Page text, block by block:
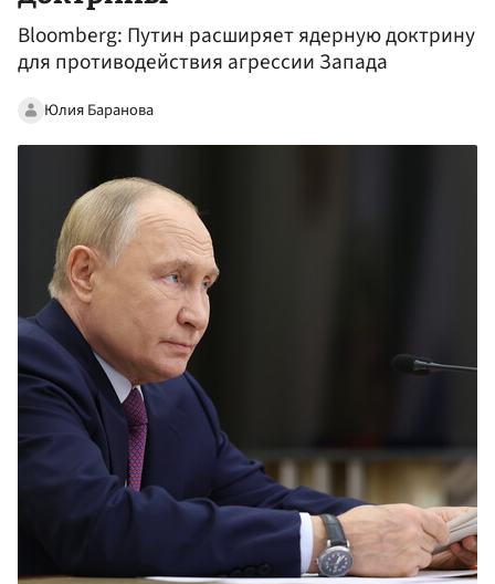
Bloomberg: Путин расширяет ядерную доктрину
для противодействия агрессии Запада
Юлия Баранова